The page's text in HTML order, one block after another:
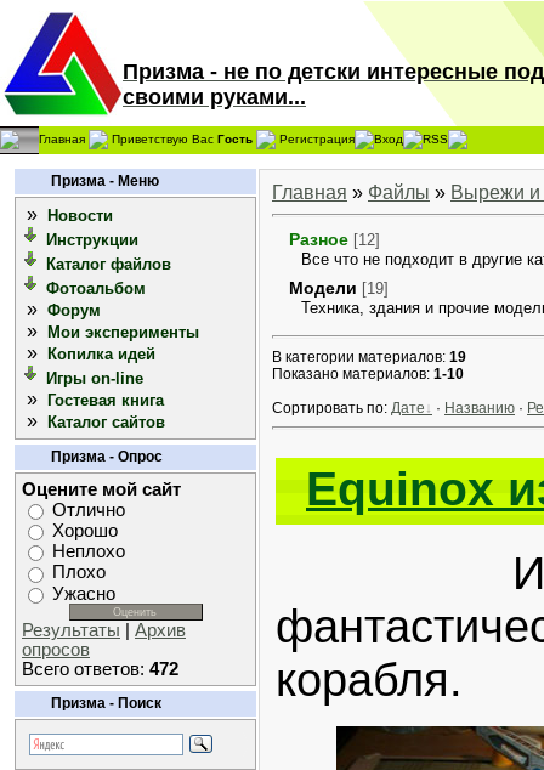
Призма - не по детски интересные
своими руками...
Главная Приветствую Вас Гость Регистрация Вход RSS
Призма - Меню
»
Новости
Инструкции
Каталог файлов
Фотоальбом
» Форум
» Мои эксперименты
»
Копилка идей
Игры on-line
» Гостевая книга
» Каталог сайтов
Призма - Опрос
Оцените мой сайт
Отлично
Хорошо
Неплохо
Плохо
Ужасно
Результаты
Архив
опросов
Всего ответов: 472
Призма - Поиск
Главная » Файлы » Вырежи и
Разное [12]
Все что не подходит в другие
Модели [19]
Техника, здания и прочие
В категории материалов: 19
Показано материалов: 1-10
Сортировать по: Дате · Названию ·
Equinox
корабля.